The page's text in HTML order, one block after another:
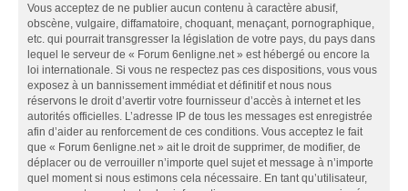
Vous acceptez de ne publier aucun contenu à caractère abusif,
obscène, vulgaire, diffamatoire, choquant, menaçant, pornographique,
etc. qui pourrait transgresser la législation de votre pays, du pays dans
lequel le serveur de « Forum 6enligne.net » est hébergé ou encore la
loi internationale. Si vous ne respectez pas ces dispositions, vous vous
exposez à un bannissement immédiat et définitif et nous nous
réservons le droit d’avertir votre fournisseur d’accès à internet et les
autorités officielles. L’adresse IP de tous les messages est enregistrée
afin d’aider au renforcement de ces conditions. Vous acceptez le fait
que « Forum 6enligne.net » ait le droit de supprimer, de modifier, de
déplacer ou de verrouiller n’importe quel sujet et message à n’importe
quel moment si nous estimons cela nécessaire. En tant qu’utilisateur,